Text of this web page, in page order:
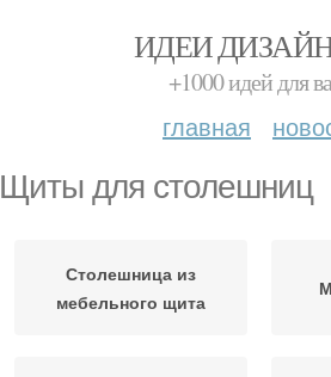
ИДЕИ
+1000 идей для
главная
Щиты для столешниц
Столешница из
мебельного щита